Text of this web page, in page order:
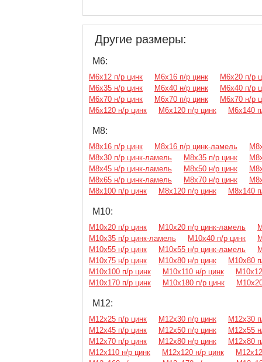
Другие размеры:
М6:
М6х12 п/р цинк М6х16 п/р цинк
М6х20 п/р
М6х35 н/р цинк
М6х40 н/р цинк
М6х40 п/р
М6х70 н/р цинк
М6х70 п/р цинк
М6х70 н/р
М6х120 н/р цинк
М6х120 п/р цинк М6х140
М8:
М8х16 п/р цинк М8х16 п/р цинк-ламель
М8х30 п/р цинк-ламель
М8х35 п/р цинк
М8х45 н/р цинк-ламель
М8х50 н/р цинк
М8х65 н/р цинк-ламель
М8х70 н/р цинк
М8х100 п/р цинк
М8х120 п/р цинк М8х140
М10:
М10х20 п/р цинк М10х20 п/р цинк-ламель
М10х35 п/р цинк-ламель
М10х40 п/р цинк
М10х55 н/р цинк
М10х55 н/р цинк-ламель
М10х75 н/р цинк
М10х80 н/р цинк
М10х80
М10х100 п/р цинк
М10х110 н/р цинк
М10х170 п/р цинк
М10х180 п/р цинк
М12:
М12х25 п/р цинк М12х30 п/р цинк
М12х30
М12х45 п/р цинк
М12х50 п/р цинк
М12х55
М12х70 п/р цинк
М12х80 н/р цинк
М12х80
М12х110 н/р цинк
М12х120 н/р цинк